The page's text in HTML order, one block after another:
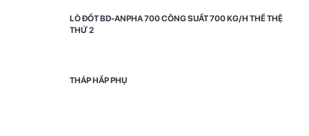
LÒ ĐỐT BD-ANPHA 700 CÔNG SUẤT 700 KG/H THẾ THỆ
THỨ 2
THÁP HẤP PHỤ